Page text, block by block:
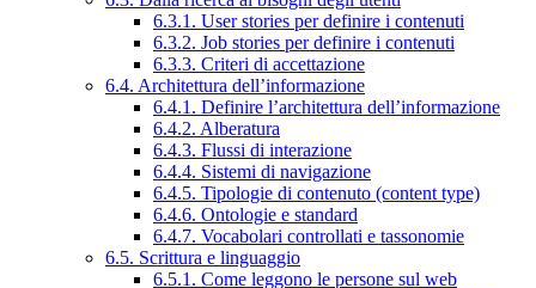
6.3.1. User stories per definire i contenuti
6.3.2. Job stories per definire i contenuti
6.3.3. Criteri di accettazione
6.4. Architettura dell’informazione
6.4.1. Definire l’architettura dell’informazione
6.4.2. Alberatura
6.4.3. Flussi di interazione
6.4.4. Sistemi di navigazione
6.4.5. Tipologie di contenuto (content type)
6.4.6. Ontologie e standard
6.4.7. Vocabolari controllati e tassonomie
6.5. Scrittura e linguaggio
6.5.1. Come leggono le persone sul web